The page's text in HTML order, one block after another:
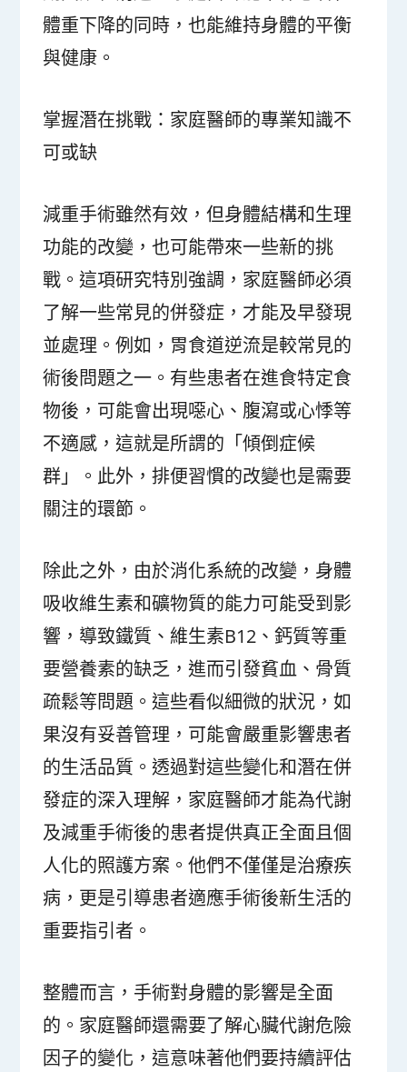
體重下降的同時，也能維持身體的平衡
與健康。
掌握潛在挑戰：家庭醫師的專業知識不
可或缺
減重手術雖然有效，但身體結構和生理
功能的改變，也可能帶來一些新的挑
戰。這項研究特別強調，家庭醫師必須
了解一些常見的併發症，才能及早發現
並處理。例如，胃食道逆流是較常見的
術後問題之一。有些患者在進食特定食
物後，可能會出現噁心、腹瀉或心悸等
不適感，這就是所謂的「傾倒症候
群」。此外，排便習慣的改變也是需要
關注的環節。
除此之外，由於消化系統的改變，身體
吸收維生素和礦物質的能力可能受到影
響，導致鐵質、維生素B12、鈣質等重
要營養素的缺乏，進而引發貧血、骨質
疏鬆等問題。這些看似細微的狀況，如
果沒有妥善管理，可能會嚴重影響患者
的生活品質。透過對這些變化和潛在併
發症的深入理解，家庭醫師才能為代謝
及減重手術後的患者提供真正全面且個
人化的照護方案。他們不僅僅是治療疾
病，更是引導患者適應手術後新生活的
重要指引者。
整體而言，手術對身體的影響是全面
的。家庭醫師還需要了解心臟代謝危險
因子的變化，這意味著他們要持續評估